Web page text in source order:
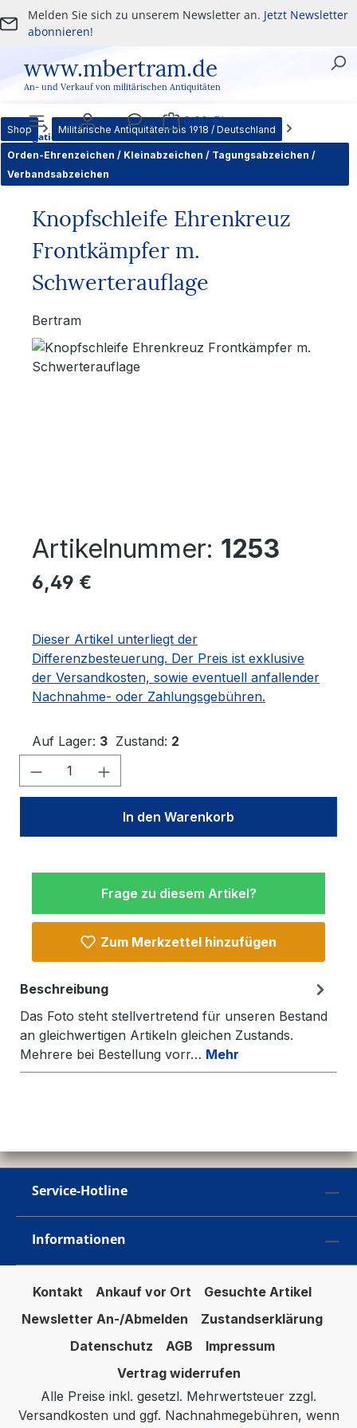
Zum Hauptinhalt springen
Melden Sie sich zu unserem Newsletter an. Jetzt Newsletter
abonnieren!
www.mbertram.de
An- und Verkauf von militärischen Antiquitäten
Navigation Benutzer Service
0,00 €*
Warenkorb
Shop Militärische Antiquitäten bis 1918 / Deutschland
Orden-Ehrenzeichen / Kleinabzeichen / Tagungsabzeichen /
Verbandsabzeichen
Knopfschleife Ehrenkreuz
Frontkämpfer m.
Schwerterauflage
Bertram
Bildergalerie überspringen
Artikelnummer: 1253
Regulärer Preis:
6,49 €
Dieser Artikel unterliegt der
Differenzbesteuerung. Der Preis ist exklusive
der Versandkosten, sowie eventuell anfallender
Nachnahme- oder Zahlungsgebühren.
Auf Lager: 3 Zustand: 2
Produkt Anzahl: Gib den
In den Warenkorb
Frage zu diesem Artikel?
Zum Merkzettel hinzufügen
Beschreibung
Das Foto steht stellvertretend für unseren Bestand
an gleichwertigen Artikeln gleichen Zustands.
Mehrere bei Bestellung vorr… Mehr
Service-Hotline
Informationen
Kontakt Ankauf vor Ort
Gesuchte Artikel
Newsletter An-/Abmelden
Zustandserklärung
Datenschutz
AGB
Impressum
Vertrag widerrufen
Alle Preise inkl. gesetzl. Mehrwertsteuer zzgl.
Versandkosten und ggf. Nachnahmegebühren, wenn